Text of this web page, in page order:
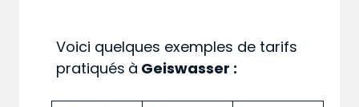
Voici quelques exemples de tarifs
pratiqués à Geiswasser :